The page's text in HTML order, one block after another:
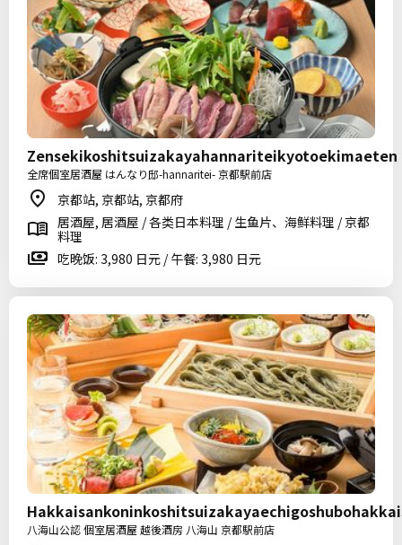
Zensekikoshitsuizakayahannariteikyotoekimaeten
全席個室居酒屋 はんなり邸-hannaritei- 京都駅前店
京都站, 京都站, 京都府
居酒屋, 居酒屋 / 各类日本料理 / 生鱼片、海鲜料理 / 京都
料理
吃晚饭: 3,980 日元 / 午餐: 3,980 日元
八海山公認 個室居酒屋 越後酒房 八海山 京都駅前店